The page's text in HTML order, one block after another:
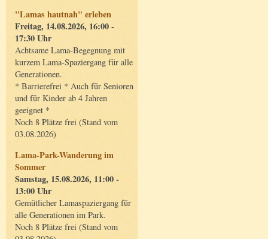
"Lamas hautnah" erleben
Freitag, 14.08.2026, 16:00 -
17:30 Uhr
Achtsame Lama-Begegnung mit
kurzem Lama-Spaziergang für alle
Generationen.
* Barrierefrei * Auch für Senioren
und für Kinder ab 4 Jahren
geeignet *
Noch 8 Plätze frei (Stand vom
03.08.2026)
Lama-Park-Wanderung im
Sommer
Samstag, 15.08.2026, 11:00 -
13:00 Uhr
Gemütlicher Lamaspaziergang für
alle Generationen im Park.
Noch 8 Plätze frei (Stand vom